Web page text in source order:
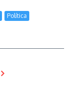
Política